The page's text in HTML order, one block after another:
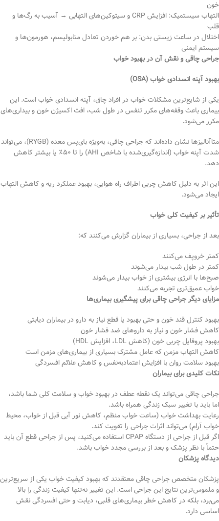
خون
التهاب سیستمیک: افزایش CRP و سیتوکین‌های التهابی → آسیب به رگ‌ها و
قلب
اختلال در ساعت زیستی بدن: بر هم خوردن تعادل متابولیسم، هورمون‌ها و
سیستم ایمنی
جراحی چاقی و نقش آن در بهبود خواب
بهبود آپنه انسدادی خواب (OSA)
یکی از شایع‌ترین مشکلات خواب در افراد چاق، آپنه انسدادی خواب است. این
بیماری باعث وقفه‌های مکرر تنفس در طول شب، افت اکسیژن خون و بیداری‌های
مکرر می‌شود.
متاآنالیزها نشان داده‌اند که جراحی چاقی، به‌ویژه بای‌پس معده (RYGB)، می‌تواند
شدت آپنه خواب (اندازه‌گیری‌شده با شاخص AHI) را تا ۵۰٪ یا بیشتر کاهش
دهد.
این اثر به دلیل کاهش چربی اطراف راه هوایی، بهبود عملکرد ریه و کاهش التهاب
ایجاد می‌شود.
تأثیر بر کیفیت کلی خواب
بعد از جراحی، بسیاری از بیماران گزارش می‌کنند که:
کمتر خروپف می‌کنند
کمتر در طول شب بیدار می‌شوند
صبح‌ها با انرژی بیشتری از خواب بیدار می‌شوند
خواب عمیق‌تری تجربه می‌کنند
مزایای دیگر جراحی چاقی برای پیشگیری بیماری‌ها
بهبود کنترل قند خون و حتی بهبود یا قطع نیاز به دارو در بیماران دیابتی
کاهش فشار خون و نیاز به داروهای ضد فشار خون
بهبود پروفایل چربی خون (کاهش LDL، افزایش HDL)
کاهش التهاب مزمن که عامل مشترک بسیاری از بیماری‌های مزمن است
بهبود سلامت روان با افزایش اعتمادبه‌نفس و کاهش علائم افسردگی
نکات کلیدی برای بیماران
جراحی چاقی می‌تواند یک نقطه عطف در بهبود خواب و سلامت کلی شما باشد،
اما باید با تغییر سبک زندگی همراه باشد.
رعایت بهداشت خواب (ساعت خواب منظم، کاهش نور آبی قبل از خواب، محیط
خواب آرام) می‌تواند اثرات جراحی را تقویت کند.
اگر قبل از جراحی از دستگاه CPAP استفاده می‌کنید، پس از جراحی قطع آن باید
حتماً با نظر پزشک و بعد از بررسی مجدد خواب باشد.
دیدگاه پزشکان
پزشکان متخصص جراحی چاقی معتقدند که بهبود کیفیت خواب یکی از سریع‌ترین
و ملموس‌ترین نتایج این جراحی است. این تغییر نه‌تنها کیفیت زندگی را بالا
می‌برد، بلکه در کاهش خطر بیماری‌های قلبی، دیابت و حتی افسردگی نقش
اساسی دارد.